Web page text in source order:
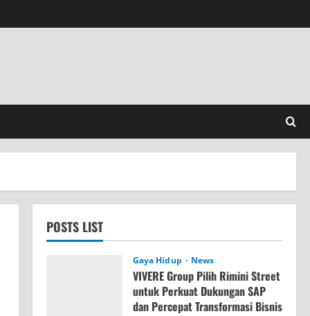
POSTS LIST
Gaya Hidup News
VIVERE Group Pilih Rimini Street
untuk Perkuat Dukungan SAP
dan Percepat Transformasi Bisnis